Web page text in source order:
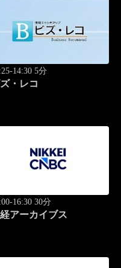
14:30 5分
・レコ
16:30 30分
経アーカイブス